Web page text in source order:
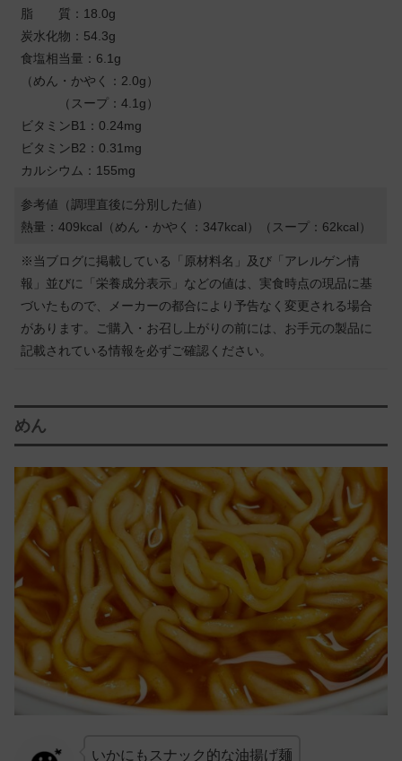
脂 質：18.0g
炭水化物：54.3g
食塩相当量：6.1g
（めん・かやく：2.0g）
（スープ：4.1g）
ビタミンB1：0.24mg
ビタミンB2：0.31mg
カルシウム：155mg
参考値（調理直後に分別した値）
熱量：409kcal（めん・かやく：347kcal）（スープ：62kcal）
※当ブログに掲載している「原材料名」及び「アレルゲン情
報」並びに「栄養成分表示」などの値は、実食時点の現品に基
づいたもので、メーカーの都合により予告なく変更される場合
があります。ご購入・お召し上がりの前には、お手元の製品に
記載されている情報を必ずご確認ください。
めん
いかにもスナック的な油揚げ麺